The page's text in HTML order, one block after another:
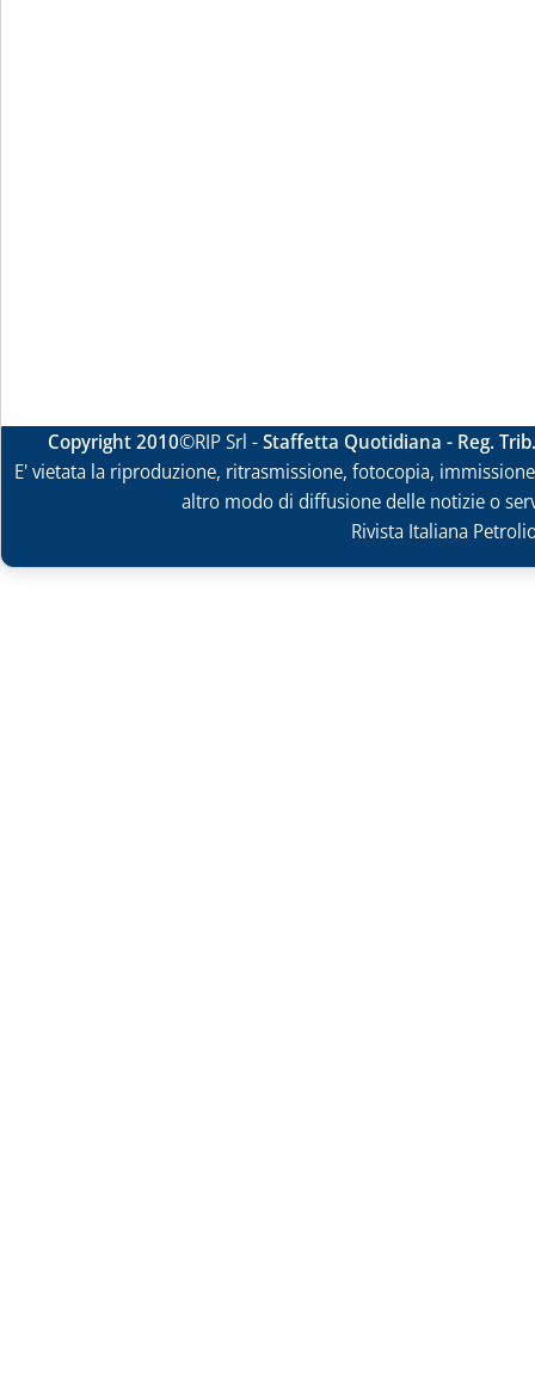
Copyright 2010©RIP Srl -Staffetta Quotidiana - Reg.
E' vietata la riproduzione, ritrasmissione, fotocopia,
altro modo di diffusione delle notizie o
Rivista Italiana